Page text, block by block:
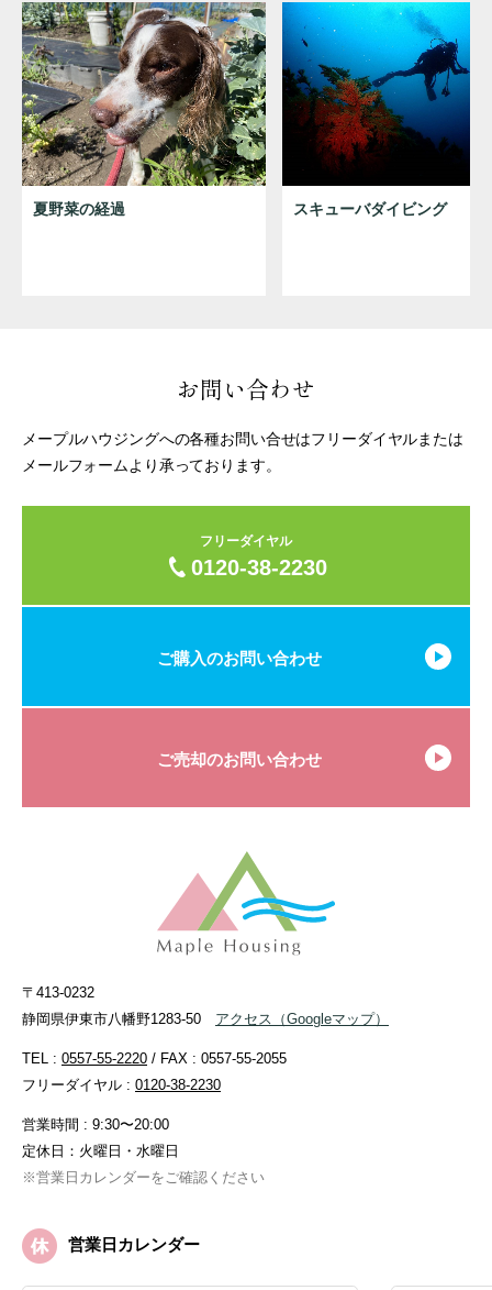
夏野菜の経過 スキューバダイビング
お問い合わせ
メープルハウジングへの各種お問い合せはフリーダイヤルまたは
メールフォームより承っております。
フリーダイヤル
0120-38-2230
ご購入のお問い合わせ
ご売却のお問い合わせ
〒413-0232
静岡県伊東市八幡野1283-50
アクセス （Googleマップ）
TEL : 0557-55-2220 / FAX : 0557-55-2055
フリーダイヤル : 0120-38-2230
営業時間 : 9:30〜20:00
定休日：火曜日・水曜日
※営業日カレンダーをご確認ください
営業日カレンダー